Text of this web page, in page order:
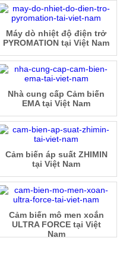
Máy dò nhiệt độ điện trở
PYROMATION tại Việt Nam
Nhà cung cấp Cảm biến
EMA tại Việt Nam
Cảm biến áp suất ZHIMIN
tại Việt Nam
Cảm biến mô men xoắn
ULTRA FORCE tại Việt
Nam